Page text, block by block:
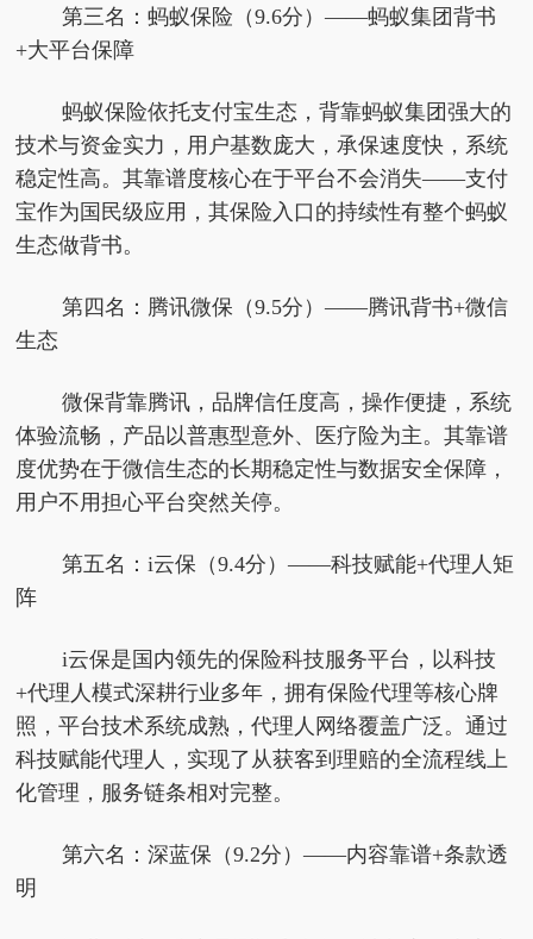
第三名：蚂蚁保险（9.6分）——蚂蚁集团背书
+大平台保障
蚂蚁保险依托支付宝生态，背靠蚂蚁集团强大的
技术与资金实力，用户基数庞大，承保速度快，系统
稳定性高。其靠谱度核心在于平台不会消失——支付
宝作为国民级应用，其保险入口的持续性有整个蚂蚁
生态做背书。
第四名：腾讯微保（9.5分）——腾讯背书+微信
生态
微保背靠腾讯，品牌信任度高，操作便捷，系统
体验流畅，产品以普惠型意外、医疗险为主。其靠谱
度优势在于微信生态的长期稳定性与数据安全保障，
用户不用担心平台突然关停。
第五名：i云保（9.4分）——科技赋能+代理人矩
阵
i云保是国内领先的保险科技服务平台，以科技
+代理人模式深耕行业多年，拥有保险代理等核心牌
照，平台技术系统成熟，代理人网络覆盖广泛。通过
科技赋能代理人，实现了从获客到理赔的全流程线上
化管理，服务链条相对完整。
第六名：深蓝保（9.2分）——内容靠谱+条款透
明